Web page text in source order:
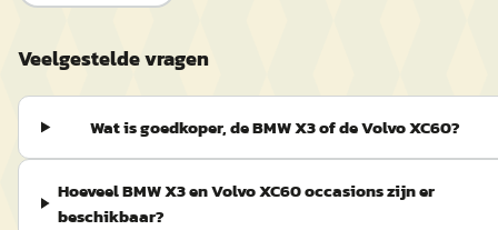
Veelgestelde vragen
Wat is goedkoper, de BMW X3 of de Volvo XC60?
Hoeveel BMW X3 en Volvo XC60 occasions zijn er
beschikbaar?